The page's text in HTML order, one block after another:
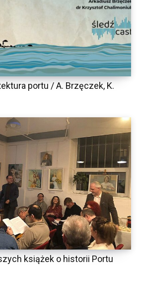
portu / A. Brzęczek, K.
książek o historii Portu